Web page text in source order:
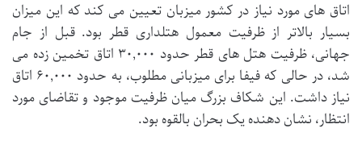
اتاق های مورد نیاز در کشور میزبان تعیین می کند که این میزان
بسیار بالاتر از ظرفیت معمول هتلداری قطر بود. قبل از جام
جهانی، ظرفیت هتل های قطر حدود ۳۰,۰۰۰ اتاق تخمین زده می
شد، در حالی که فیفا برای میزبانی مطلوب، به حدود ۶۰,۰۰۰ اتاق
نیاز داشت. این شکاف بزرگ میان ظرفیت موجود و تقاضای مورد
انتظار، نشان دهنده یک بحران بالقوه بود.